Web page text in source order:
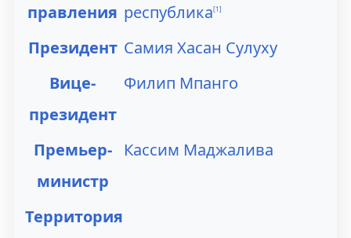
правления республика[1]
Президент Самия Хасан Сулуху
Вице-
президент
Филип Мпанго
Премьер-
министр
Кассим Маджалива
Территория